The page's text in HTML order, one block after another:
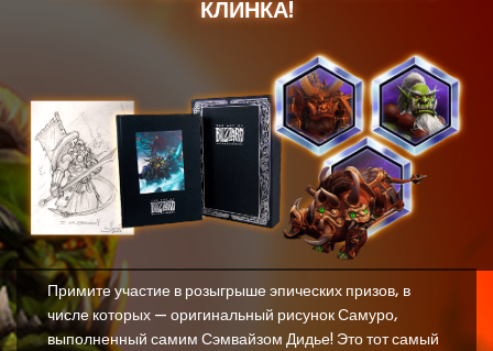
КЛИНКА!
Примите участие в розыгрыше эпических призов, в
числе которых — оригинальный рисунок Самуро,
выполненный самим Сэмвайзом Дидье! Это тот самый